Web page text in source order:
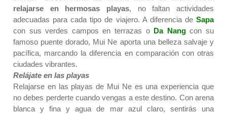
relajarse en hermosas playas, no faltan actividades
adecuadas para cada tipo de viajero. A diferencia de Sapa
con sus verdes campos en terrazas o Da Nangcon su
famoso puente dorado, Mui Ne aporta una belleza salvaje y
pacífica, marcando la diferencia en comparación con otras
ciudades vibrantes.
Relájate en las playas
Relajarse en las playas de Mui Ne es una experiencia que
no debes perderte cuando vengas a este destino. Con arena
blanca y fina y agua de mar azul claro, sentirás una